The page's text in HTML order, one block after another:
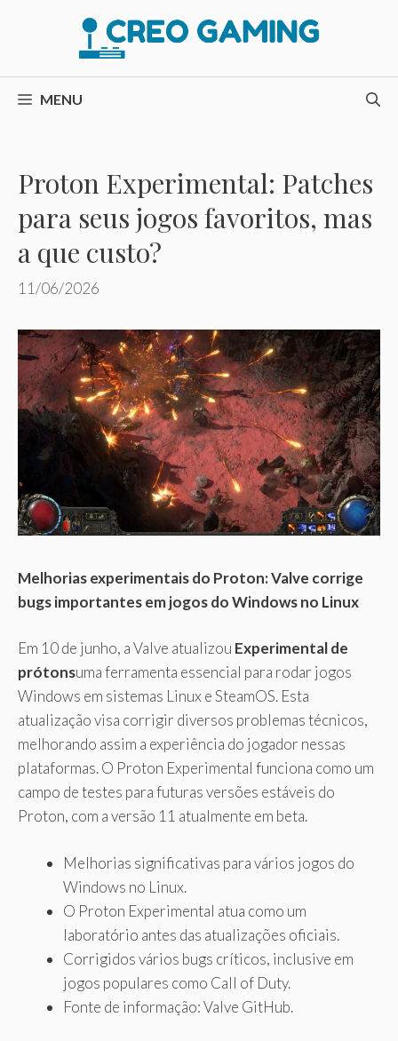
conteúdo
MENU
Proton Experimental: Patches
para seus jogos favoritos, mas
a que custo?
11/06/2026
Melhorias experimentais do Proton: Valve corrige
bugs importantes em jogos do Windows no Linux
Em 10 de junho, a Valve atualizou Experimental de
prótonsuma ferramenta essencial para rodar jogos
Windows em sistemas Linux e SteamOS. Esta
atualização visa corrigir diversos problemas técnicos,
melhorando assim a experiência do jogador nessas
plataformas. O Proton Experimental funciona como um
campo de testes para futuras versões estáveis ​​do
Proton, com a versão 11 atualmente em beta.
Melhorias significativas para vários jogos do
Windows no Linux.
O Proton Experimental atua como um
laboratório antes das atualizações oficiais.
Corrigidos vários bugs críticos, inclusive em
jogos populares como Call of Duty.
Fonte de informação: Valve GitHub.